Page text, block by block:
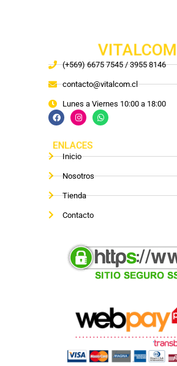
VITALCOM
(+569) 6675 7545 / 3955 8146
contacto@vitalcom.cl
Lunes a Viernes 10:00 a 18:00
ENLACES
Inicio
Nosotros
Tienda
Contacto